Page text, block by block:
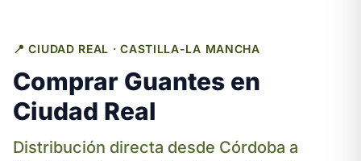
📍 CIUDAD REAL · CASTILLA-LA MANCHA
Comprar Guantes en
Ciudad Real
Distribución directa desde Córdoba a